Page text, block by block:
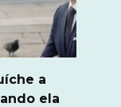
a
ela